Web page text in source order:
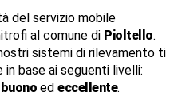
del servizio mobile
al comune di Pioltello.
sistemi di rilevamento ti
base ai seguenti livelli:
buono ed eccellente.